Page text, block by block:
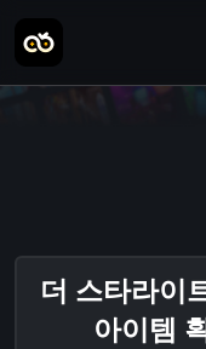
더 스타라이
아이템